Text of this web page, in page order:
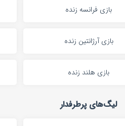
بازی فرانسه زنده
بازی آرژانتین زنده
بازی هلند زنده
لیگ‌های پرطرفدار